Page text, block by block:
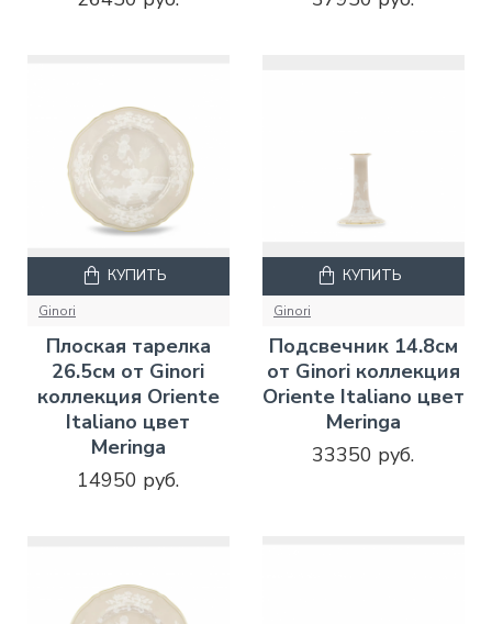
Ginori
Плоская тарелка
26.5см от Ginori
коллекция Oriente
Italiano цвет
Meringa
14950 руб.
КУПИТЬ
Ginori
Подсвечник 14.8см
от Ginori коллекция
Oriente Italiano цвет
Meringa
33350 руб.
КУПИТЬ